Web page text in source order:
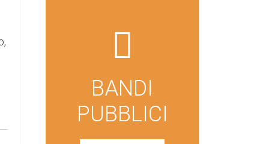
lines
BANDI
PUBBLICI